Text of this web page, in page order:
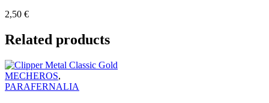
2,50 €
Related products
MECHEROS,
PARAFERNALIA